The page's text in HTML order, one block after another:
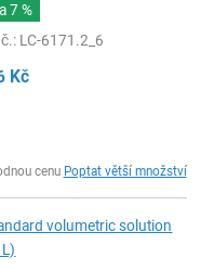
7 %
: LC-6171.2_6
Kč
cenu Poptat větší množství
volumetric solution